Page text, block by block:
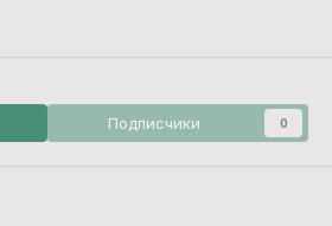
Подписчики 0